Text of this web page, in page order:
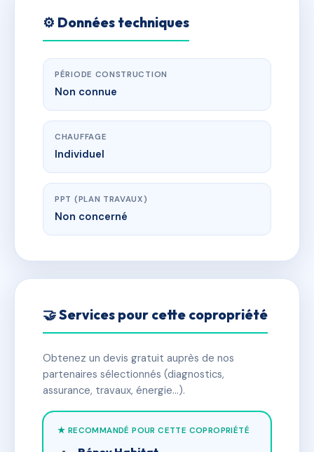
⚙️ Données techniques
PÉRIODE CONSTRUCTION
Non connue
CHAUFFAGE
Individuel
PPT (PLAN TRAVAUX)
Non concerné
🤝 Services pour cette copropriété
Obtenez un devis gratuit auprès de nos
partenaires sélectionnés (diagnostics,
assurance, travaux, énergie…).
★ RECOMMANDÉ POUR CETTE COPROPRIÉTÉ